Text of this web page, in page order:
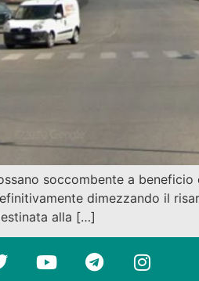
soccombente a
dimezzando il
alla […]